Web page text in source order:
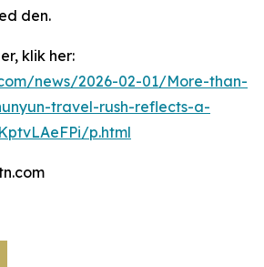
den.
klik her:
news/2026-02-01/More-than-
travel-rush-reflects-a-
p.html